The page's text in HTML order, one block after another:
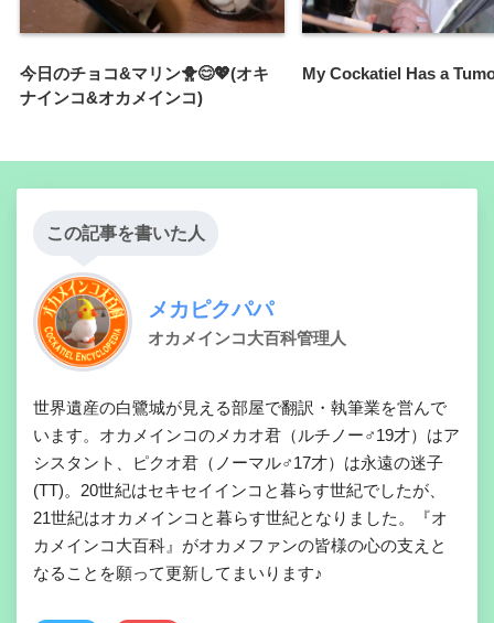
今日のチョコ&マリン🐥😊💖(オキ
ナインコ&オカメインコ)
My Cockatiel Has a
この記事を書いた人
メカピクパパ
オカメインコ大百科管理人
世界遺産の白鷺城が見える部屋で翻訳・執筆業を営んで
います。オカメインコのメカオ君（ルチノー♂19才）はア
シスタント、ピクオ君（ノーマル♂17才）は永遠の迷子
(TT)。20世紀はセキセイインコと暮らす世紀でしたが、
21世紀はオカメインコと暮らす世紀となりました。『オ
カメインコ大百科』がオカメファンの皆様の心の支えと
なることを願って更新してまいります♪